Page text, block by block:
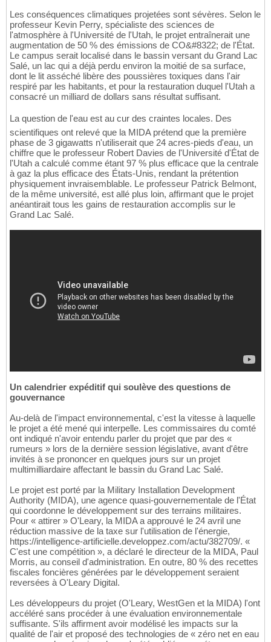
Les conséquences climatiques projetées sont sévères. Selon le
professeur Kevin Perry, spécialiste des sciences de
l'atmosphère à l'Université de l'Utah, le projet entraînerait une
augmentation de 50 % des émissions de CO&#8322; de l'État.
Le campus serait localisé dans le bassin versant du Grand Lac
Salé, un lac qui a déjà perdu environ la moitié de sa surface,
dont le lit asséché libère des poussières toxiques dans l'air
respiré par les habitants, et pour la restauration duquel l'Utah a
consacré un milliard de dollars sans résultat suffisant.
La question de l'eau est au cur des craintes locales. Des
scientifiques ont relevé que la MIDA prétend que la première
phase de 3 gigawatts n'utiliserait que 24 acres-pieds d'eau, un
chiffre que le professeur Robert Davies de l'Université d'État de
l'Utah a calculé comme étant 97 % plus efficace que la centrale
à gaz la plus efficace des États-Unis, rendant la prétention
physiquement invraisemblable. Le professeur Patrick Belmont,
de la même université, est allé plus loin, affirmant que le projet
anéantirait tous les gains de restauration accomplis sur le
Grand Lac Salé.
Un calendrier expéditif qui soulève des questions de
gouvernance
Au-delà de l'impact environnemental, c'est la vitesse à laquelle
le projet a été mené qui interpelle. Les commissaires du comté
ont indiqué n'avoir entendu parler du projet que par des «
rumeurs » lors de la dernière session législative, avant d'être
invités à se prononcer en quelques jours sur un projet
multimilliardaire affectant le bassin du Grand Lac Salé.
Le projet est porté par la Military Installation Development
Authority (MIDA), une agence quasi-gouvernementale de l'État
qui coordonne le développement sur des terrains militaires.
Pour « attirer » O'Leary, la MIDA a approuvé le 24 avril une
réduction massive de la taxe sur l'utilisation de l'énergie,
https://intelligence-artificielle.developpez.com/actu/382709/. «
C'est une compétition », a déclaré le directeur de la MIDA, Paul
Morris, au conseil d'administration. En outre, 80 % des recettes
fiscales foncières générées par le développement seraient
reversées à O'Leary Digital.
Les développeurs du projet (O'Leary, WestGen et la MIDA) l'ont
accéléré sans procéder à une évaluation environnementale
suffisante. S'ils affirment avoir modélisé les impacts sur la
qualité de l'air et proposé des technologies de « zéro net en eau